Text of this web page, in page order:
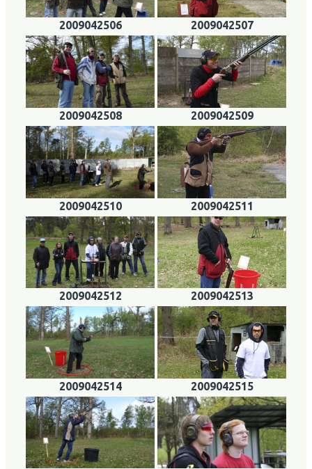
2009042506 2009042507
2009042508 2009042509
2009042510 2009042511
2009042512 2009042513
2009042514 2009042515